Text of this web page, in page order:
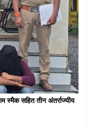
स्मैक सहित तीन अंतर्राज्यीय